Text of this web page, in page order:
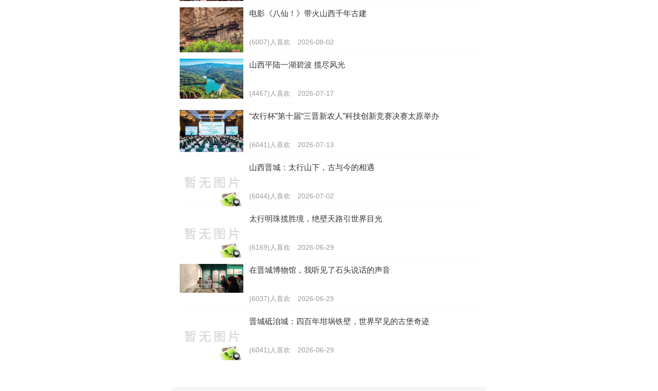
电影《八仙！》带火山西千年古建
(6007)人喜欢 2026-08-02
山西平陆一湖碧波 揽尽风光
(4467)人喜欢 2026-07-17
“农行杯”第十届“三晋新农人”科技创新竞赛决赛太原举办
(6041)人喜欢 2026-07-13
山西晋城：太行山下，古与今的相遇
(6044)人喜欢 2026-07-02
太行明珠揽胜境，绝壁天路引世界目光
(6169)人喜欢 2026-06-29
在晋城博物馆，我听见了石头说话的声音
(6037)人喜欢 2026-06-29
晋城砥洎城：四百年坩埚铁壁，世界罕见的古堡奇迹
(6041)人喜欢 2026-06-29